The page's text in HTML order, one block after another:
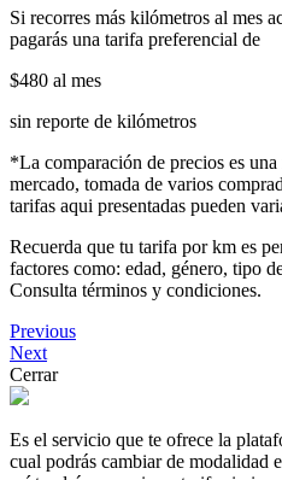
Si recorres más kilómetros al mes
pagarás una tarifa preferencial de
$480 al mes
sin reporte de kilómetros
*La comparación de precios es
mercado, tomada de varios
tarifas aqui presentadas pueden
Recuerda que tu tarifa por km es
factores como: edad, género, tipo
Consulta términos y condiciones.
Previous
Next
Cerrar
Es el servicio que te ofrece la
cual podrás cambiar de modalidad